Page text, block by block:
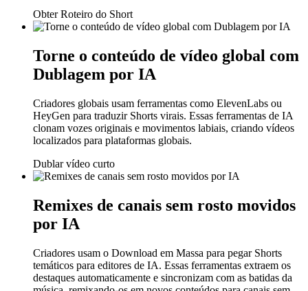
Obter Roteiro do Short
Torne o conteúdo de vídeo global com
Dublagem por IA
Criadores globais usam ferramentas como ElevenLabs ou
HeyGen para traduzir Shorts virais. Essas ferramentas de IA
clonam vozes originais e movimentos labiais, criando vídeos
localizados para plataformas globais.
Dublar vídeo curto
Remixes de canais sem rosto movidos
por IA
Criadores usam o Download em Massa para pegar Shorts
temáticos para editores de IA. Essas ferramentas extraem os
destaques automaticamente e sincronizam com as batidas da